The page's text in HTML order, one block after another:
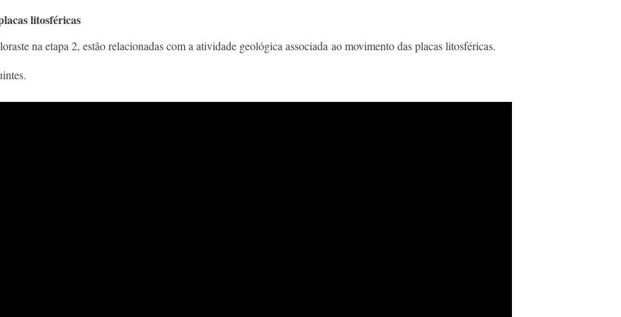
litosféricas
na etapa 2, estão relacionadas com a atividade geológica associada ao movimento das placas litosféricas.​